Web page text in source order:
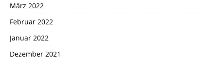
März 2022
Februar 2022
Januar 2022
Dezember 2021